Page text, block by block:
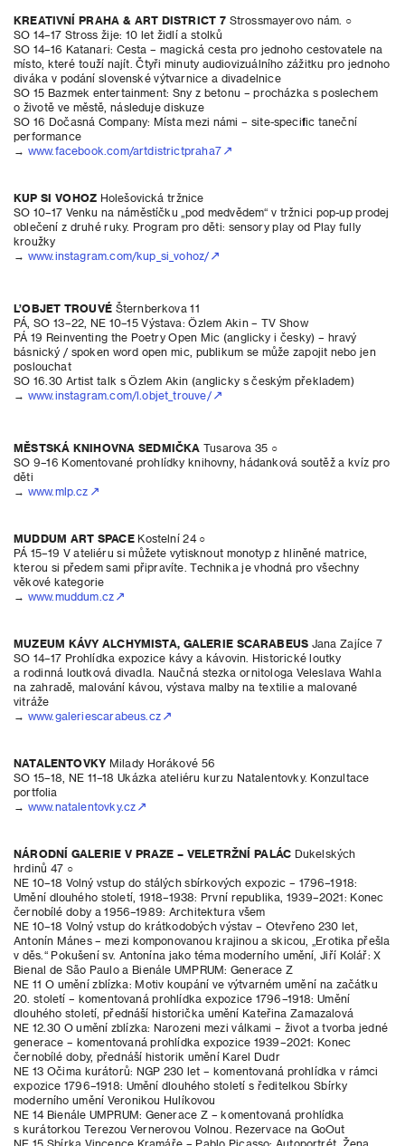
KREATIVNÍ PRAHA & ART DISTRICT 7 Strossmayerovo nám. ○
SO 14–17 Stross žije: 10 let židlí a stolků
SO 14–16 Katanari: Cesta – magická cesta pro jednoho cestovatele na
místo, které touží najít. Čtyři minuty audiovizuálního zážitku pro jednoho
diváka v podání slovenské výtvarnice a divadelnice
SO 15 Bazmek entertainment: Sny z betonu – procházka s poslechem
o životě ve městě, následuje diskuze
SO 16 Dočasná Company: Místa mezi námi – site-specific taneční
performance
→ www.facebook.com/artdistrictpraha7
KUP SI VOHOZ Holešovická tržnice
SO 10–17 Venku na náměstíčku „pod medvědem“ v tržnici pop-up prodej
oblečení z druhé ruky. Program pro děti: sensory play od Play fully
kroužky
→ www.instagram.com/kup_si_vohoz/
L’OBJET TROUVÉŠternberkova 11
PÁ, SO 13–22, NE 10–15 Výstava: Özlem Akin – TV Show
PÁ 19 Reinventing the Poetry Open Mic (anglicky i česky) – hravý
básnický / spoken word open mic, publikum se může zapojit nebo jen
poslouchat
SO 16.30 Artist talk s Özlem Akin (anglicky s českým překladem)
→ www.instagram.com/l.objet_trouve/
MĚSTSKÁ KNIHOVNA SEDMIČKA Tusarova 35 ○
SO 9–16 Komentované prohlídky knihovny, hádanková soutěž a kvíz pro
děti
→ www.mlp.cz
MUDDUM ART SPACEKostelní 24 ○
PÁ 15–19 V ateliéru si můžete vytisknout monotyp z hliněné matrice,
kterou si předem sami připravíte. Technika je vhodná pro všechny
věkové kategorie
→ www.muddum.cz
MUZEUM KÁVY ALCHYMISTA, GALERIE SCARABEUS Jana Zajíce 7
SO 14–17 Prohlídka expozice kávy a kávovin. Historické loutky
a rodinná loutková divadla. Naučná stezka ornitologa Veleslava Wahla
na zahradě, malování kávou, výstava malby na textilie a malované
vitráže
→ www.galeriescarabeus.cz
NATALENTOVKY Milady Horákové 56
SO 15–18, NE 11–18 Ukázka ateliéru kurzu Natalentovky. Konzultace
portfolia
→ www.natalentovky.cz
NÁRODNÍ GALERIE V PRAZE – VELETRŽNÍ PALÁC Dukelských
hrdinů 47 ○
NE 10–18 Volný vstup do stálých sbírkových expozic – 1796–1918:
Umění dlouhého století, 1918–1938: První republika, 1939–2021: Konec
černobílé doby a 1956–1989: Architektura všem
NE 10–18 Volný vstup do krátkodobých výstav – Otevřeno 230 let,
Antonín Mánes – mezi komponovanou krajinou a skicou, „Erotika přešla
v děs.“ Pokušení sv. Antonína jako téma moderního umění, Jiří Kolář: X
Bienal de São Paulo a Bienále UMPRUM: Generace Z
NE 11 O umění zblízka: Motiv koupání ve výtvarném umění na začátku
20. století – komentovaná prohlídka expozice 1796–1918: Umění
dlouhého století, přednáší historička umění Kateřina Zamazalová
NE 12.30 O umění zblízka: Narozeni mezi válkami – život a tvorba jedné
generace – komentovaná prohlídka expozice 1939–2021: Konec
černobílé doby, přednáší historik umění Karel Dudr
NE 13 Očima kurátorů: NGP 230 let – komentovaná prohlídka v rámci
expozice 1796–1918: Umění dlouhého století s ředitelkou Sbírky
moderního umění Veronikou Hulíkovou
NE 14 Bienále UMPRUM: Generace Z – komentovaná prohlídka
s kurátorkou Terezou Vernerovou Volnou. Rezervace na GoOut
NE 15 Sbírka Vincence Kramáře – Pablo Picasso: Autoportrét, Žena,